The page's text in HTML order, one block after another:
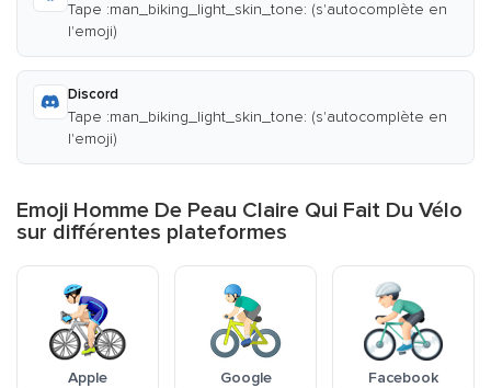
Tape :man_biking_light_skin_tone: (s'autocomplète en
l'emoji)
Discord
Tape :man_biking_light_skin_tone: (s'autocomplète en
l'emoji)
Emoji Homme De Peau Claire Qui Fait Du Vélo
sur différentes plateformes
Apple Google Facebook